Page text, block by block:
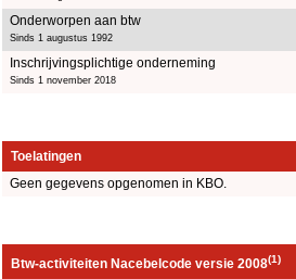
Onderworpen aan btw
Sinds 1 augustus 1992
Inschrijvingsplichtige onderneming
Sinds 1 november 2018
Toelatingen
Geen gegevens opgenomen in KBO.
Btw-activiteiten Nacebelcode versie 2008(1)